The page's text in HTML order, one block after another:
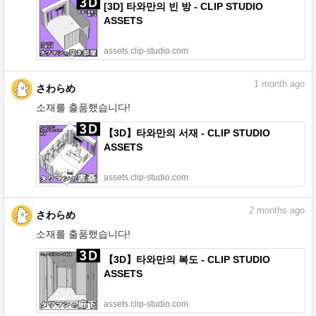
[3D] 타와만의 빈 방 - CLIP STUDIO
ASSETS
assets.clip-studio.com
さわらめ
소재를 출품했습니다!
1 month ago
【3D】타와만의 서재 - CLIP STUDIO
ASSETS
assets.clip-studio.com
さわらめ
소재를 출품했습니다!
2 months ago
【3D】타와만의 복도 - CLIP STUDIO
ASSETS
assets.clip-studio.com